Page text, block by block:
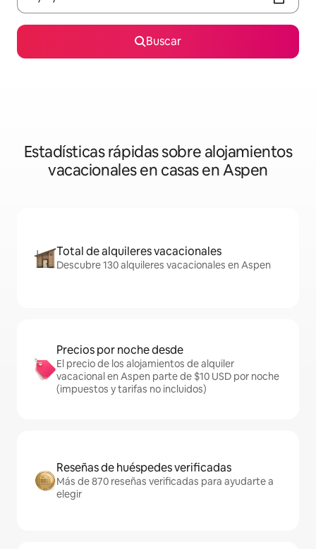
Buscar
Estadísticas rápidas sobre alojamientos
vacacionales en casas en Aspen
Total de alquileres vacacionales
Descubre 130 alquileres vacacionales en Aspen
Precios por noche desde
El precio de los alojamientos de alquiler
vacacional en Aspen parte de $10 USD por noche
(impuestos y tarifas no incluidos)
Reseñas de huéspedes verificadas
Más de 870 reseñas verificadas para ayudarte a
elegir